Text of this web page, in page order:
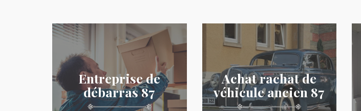
Entreprise de
débarras 87
Achat rachat de
véhicule ancien 87